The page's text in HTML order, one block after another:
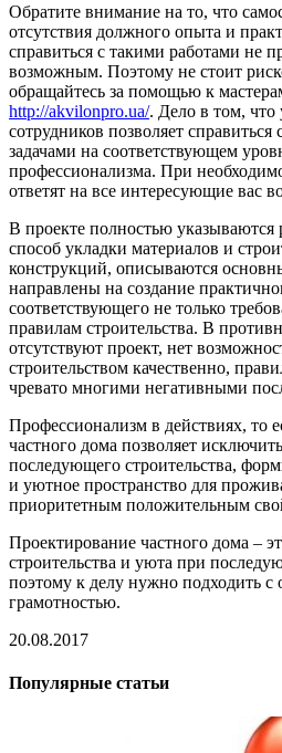
Обратите внимание на то, что
отсутствия должного опыта и
справиться с такими работами не
возможным. Поэтому не стоит
обращайтесь за помощью к
http://akvilonpro.ua/. Дело в том, что
сотрудников позволяет
задачами на соответствующем
профессионализма. При
ответят на все интересующие вас
В проекте полностью указываются
способ укладки материалов и
конструкций, описываются
направлены на создание
соответствующего не только
правилам строительства. В
отсутствуют проект, нет
строительством качественно,
чревато многими негативными
Профессионализм в действиях, то
частного дома позволяет
последующего строительства,
и уютное пространство для
приоритетным положительным
Проектирование частного дома –
строительства и уюта при
поэтому к делу нужно подходить с
грамотностью.
20.08.2017
Популярные статьи